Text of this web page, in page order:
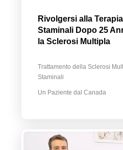
Rivolgersi alla
Staminali Dopo 25
la Sclerosi Multipla
Trattamento della Sclerosi
Staminali
Un Paziente dal Canada